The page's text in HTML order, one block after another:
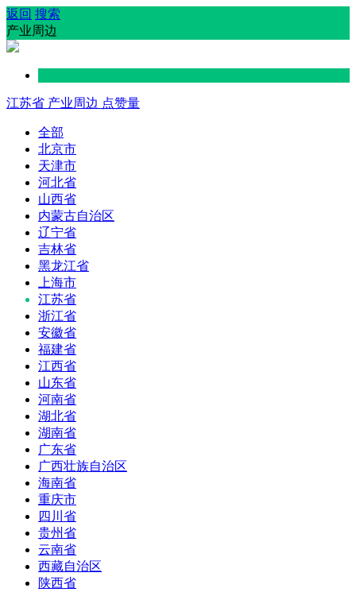
返回 搜索
产业周边
江苏省 产业周边 点赞量
全部
北京市
天津市
河北省
山西省
内蒙古自治区
辽宁省
吉林省
黑龙江省
上海市
江苏省
浙江省
安徽省
福建省
江西省
山东省
河南省
湖北省
湖南省
广东省
广西壮族自治区
海南省
重庆市
四川省
贵州省
云南省
西藏自治区
陕西省